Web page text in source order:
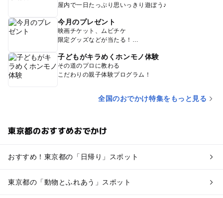
屋内で一日たっぷり思いっきり遊ぼう♪
今月のプレゼント
映画チケット、ムビチケ
限定グッズなどが当たる！
子どもがキラめくホンモノ体験
その道のプロに教わる
こだわりの親子体験プログラム！
全国のおでかけ特集をもっと見る
東京都のおすすめおでかけ
おすすめ！東京都の「日帰り」スポット
東京都の「動物とふれあう」スポット